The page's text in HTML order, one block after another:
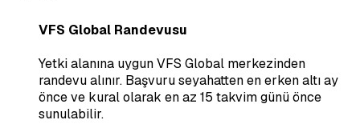
VFS Global Randevusu
Yetki alanına uygun VFS Global merkezinden
randevu alınır. Başvuru seyahatten en erken altı ay
önce ve kural olarak en az 15 takvim günü önce
sunulabilir.